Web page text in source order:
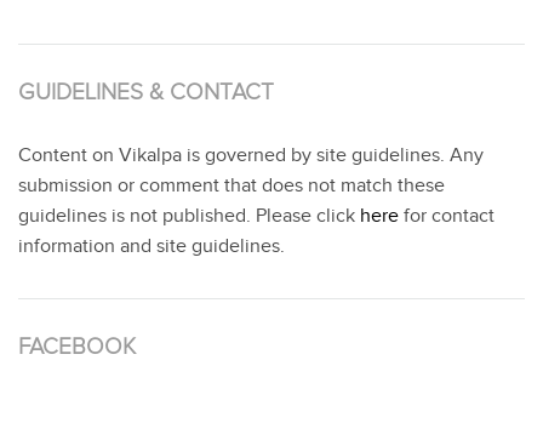
GUIDELINES & CONTACT
Content on Vikalpa is governed by site guidelines. Any
submission or comment that does not match these
guidelines is not published. Please click here for contact
information and site guidelines.
FACEBOOK